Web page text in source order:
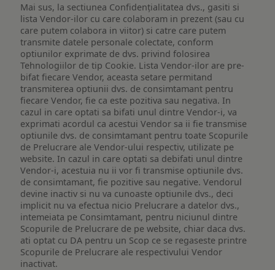
Mai sus, la sectiunea Confidențialitatea dvs., gasiti si
lista Vendor-ilor cu care colaboram in prezent (sau cu
care putem colabora in viitor) si catre care putem
transmite datele personale colectate, conform
optiunilor exprimate de dvs. privind folosirea
Tehnologiilor de tip Cookie. Lista Vendor-ilor are pre-
bifat fiecare Vendor, aceasta setare permitand
transmiterea optiunii dvs. de consimtamant pentru
fiecare Vendor, fie ca este pozitiva sau negativa. In
cazul in care optati sa bifati unul dintre Vendor-i, va
exprimati acordul ca acestui Vendor sa ii fie transmise
optiunile dvs. de consimtamant pentru toate Scopurile
de Prelucrare ale Vendor-ului respectiv, utilizate pe
website. In cazul in care optati sa debifati unul dintre
Vendor-i, acestuia nu ii vor fi transmise optiunile dvs.
de consimtamant, fie pozitive sau negative. Vendorul
devine inactiv si nu va cunoaste optiunile dvs., deci
implicit nu va efectua nicio Prelucrare a datelor dvs.,
intemeiata pe Consimtamant, pentru niciunul dintre
Scopurile de Prelucrare de pe website, chiar daca dvs.
ati optat cu DA pentru un Scop ce se regaseste printre
Scopurile de Prelucrare ale respectivului Vendor
inactivat.